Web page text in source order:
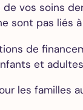
vos soins
sont pas liés
de
et
les familles